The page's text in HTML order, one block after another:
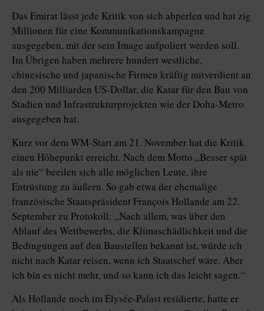
Das Emirat lässt jede Kritik von sich abperlen und hat zig
Millionen für eine Kommunikationskampagne
ausgegeben, mit der sein Image aufpoliert werden soll.
Im Übrigen haben mehrere hundert westliche,
chinesische und japanische Firmen kräftig mitverdient an
den 200 Milliarden US-Dollar, die Katar für den Bau von
Stadien und In­fra­strukturprojekten wie der Doha-Metro
ausgegeben hat.
Kurz vor dem WM-Start am 21. November hat die Kritik
einen Höhepunkt erreicht. Nach dem Motto „Besser spät
als nie“ beeilen sich alle möglichen Leute, ihre
Entrüstung zu äußern. So gab etwa der ehemalige
französische Staatspräsident François Hollande am 22.
September zu Protokoll: „Nach allem, was über den
Ablauf des Wettbewerbs, die Klimaschädlichkeit und die
Bedingungen auf den Baustellen bekannt ist, würde ich
nicht nach Katar reisen, wenn ich Staatschef wäre. Aber
ich bin es nicht mehr, und so kann ich das leicht sagen.“
Als Hollande noch im Élysée-Palast residierte, hatte er